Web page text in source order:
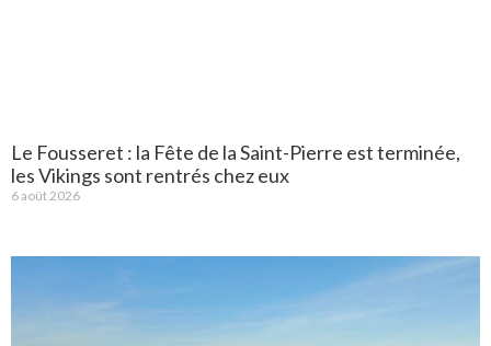
Le Fousseret : la Fête de la Saint-Pierre est terminée,
les Vikings sont rentrés chez eux
6 août 2026